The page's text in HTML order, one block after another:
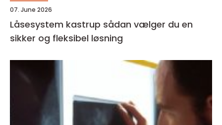
07. June 2026
Låsesystem kastrup sådan vælger du en
sikker og fleksibel løsning